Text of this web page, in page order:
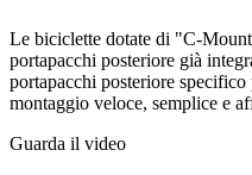
Le biciclette dotate di "C-
portapacchi posteriore già
portapacchi posteriore
montaggio veloce, semplice e
Guarda il video